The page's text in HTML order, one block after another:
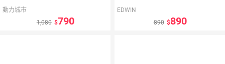
動力城市
1,080
790
EDWIN
890
890